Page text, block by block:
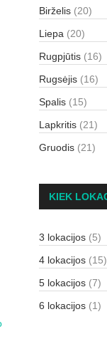
Birželis (20)
Liepa (20)
Rugpjūtis (16)
Rugsėjis (16)
Spalis (15)
Lapkritis (21)
Gruodis (21)
KIEK
3 lokacijos (5)
4 lokacijos (15)
5 lokacijos (7)
6 lokacijos (1)